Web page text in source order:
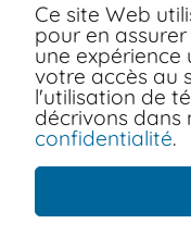
Ressources
FAQ
Nous joindre
Copyright ©
Ce site Web
pour en
une
votre accès au
l'utilisation de
décrivons dans
confidentialité.